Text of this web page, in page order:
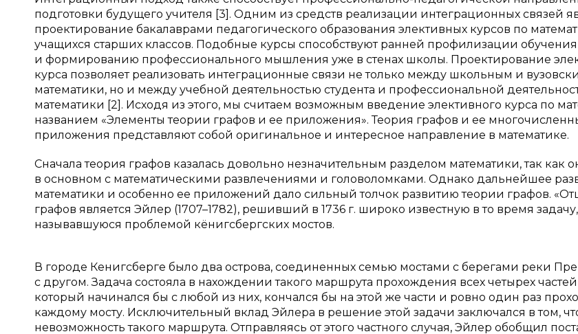
подготовки будущего учителя [3]. Одним из средств реализации интеграционных связей
проектирование бакалаврами педагогического образования элективных курсов по
учащихся старших классов. Подобные курсы способствуют ранней профилизации
и формированию профессионального мышления уже в стенах школы. Проектирование
курса позволяет реализовать интеграционные связи не только между школьным и
математики, но и между учебной деятельностью студента и профессиональной
математики [2]. Исходя из этого, мы считаем возможным введение элективного курса по
названием «Элементы теории графов и ее приложения». Теория графов и ее
приложения представляют собой оригинальное и интересное направление в математике.
Сначала теория графов казалась довольно незначительным разделом математики, так как
в основном с математическими развлечениями и головоломками. Однако дальнейшее
математики и особенно ее приложений дало сильный толчок развитию теории графов.
графов является Эйлер (1707–1782), решивший в 1736 г. широко известную в то время задачу,
называвшуюся проблемой кёнигсбергских мостов.
В городе Кенигсберге было два острова, соединенных семью мостами с берегами реки
с другом. Задача состояла в нахождении такого маршрута прохождения всех четырех
который начинался бы с любой из них, кончался бы на этой же части и ровно один раз
каждому мосту. Исключительный вклад Эйлера в решение этой задачи заключался в том,
невозможность такого маршрута. Отправляясь от этого частного случая, Эйлер обобщил